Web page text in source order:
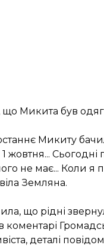
що Микита був
Микиту
1 жовтня...
не має... Коли я
Земляна.
що рідні
в коментарі
деталі